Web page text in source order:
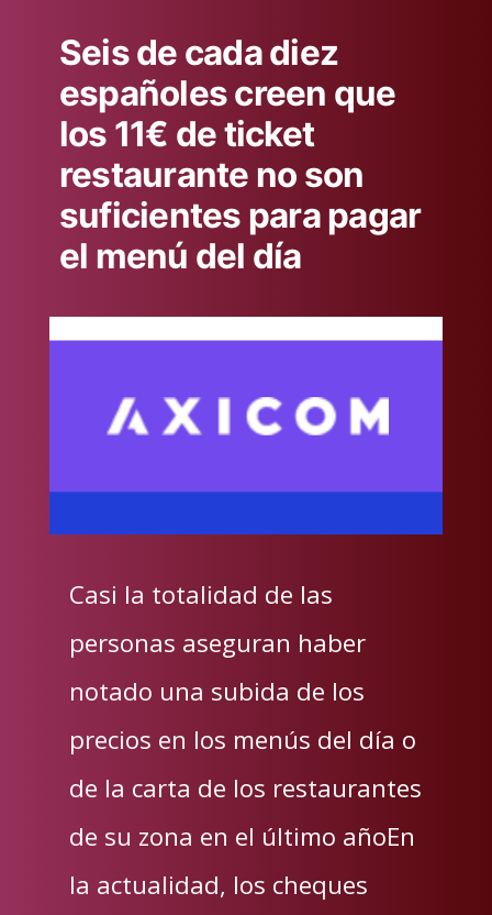
Seis de cada diez
españoles creen que
los 11€ de ticket
restaurante no son
suficientes para pagar
el menú del día
Casi la totalidad de las
personas aseguran haber
notado una subida de los
precios en los menús del día o
de la carta de los restaurantes
de su zona en el último añoEn
la actualidad, los cheques